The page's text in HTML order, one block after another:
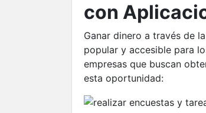
con
Ganar dinero a través de
popular y accesible para
empresas que buscan
esta oportunidad: